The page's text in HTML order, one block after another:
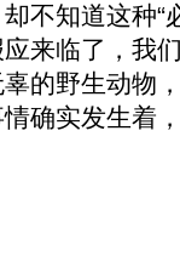
不知道这种“
来临了，我
的野生动物
确实发生着